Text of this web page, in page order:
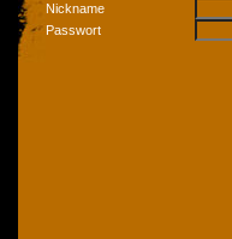
Nickname
Passwort